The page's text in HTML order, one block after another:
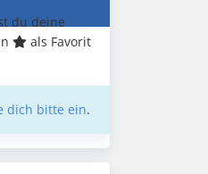
du deine
als Favorit
dich bitte ein.